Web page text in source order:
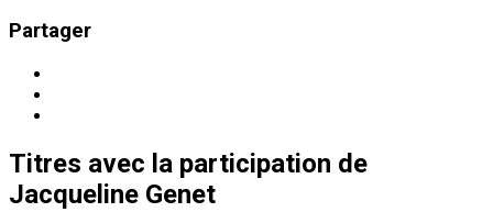
Partager
Titres avec la participation de
Jacqueline Genet